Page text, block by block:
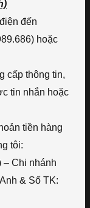
đến
hoặc
cấp thông tin,
tin nhắn hoặc
tiền hàng
tôi:
– Chi nhánh
& Số TK: